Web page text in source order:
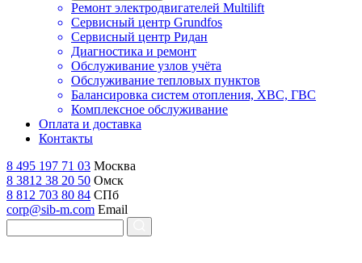
Ремонт электродвигателей Multilift
Сервисный центр Grundfos
Сервисный центр Ридан
Диагностика и ремонт
Обслуживание узлов учёта
Обслуживание тепловых пунктов
Балансировка систем отопления, ХВС, ГВС
Комплексное обслуживание
Оплата и доставка
Контакты
8 495 197 71 03 Москва
8 3812 38 20 50 Омск
8 812 703 80 84 СПб
corp@sib-m.com Email